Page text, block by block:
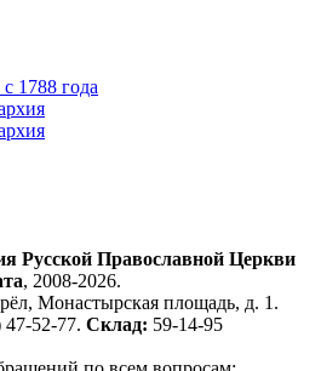
1788 года
Русской Православной Церкви
, 2008-2026.
Монастырская площадь, д. 1.
47-52-77. Склад: 59-14-95